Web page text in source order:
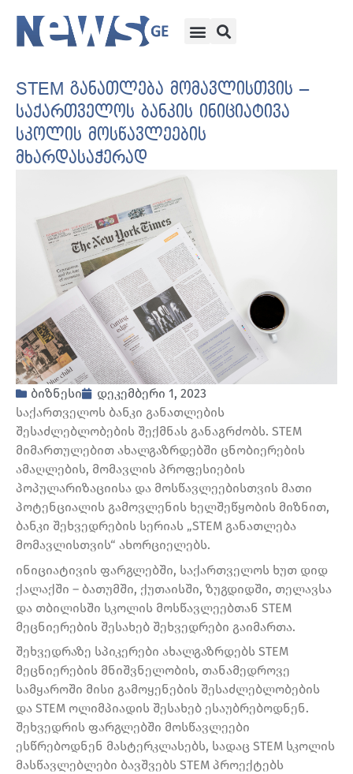
STEM განათლება მომავლისთვის –
საქართველოს ბანკის ინიციატივა
სკოლის მოსწავლეების
მხარდასაჭერად
ბიზნესი
დეკემბერი 1, 2023
საქართველოს ბანკი განათლების
შესაძლებლობების შექმნას განაგრძობს. STEM
მიმართულებით ახალგაზრდებში ცნობიერების
ამაღლების, მომავლის პროფესიების
პოპულარიზაციისა და მოსწავლეებისთვის მათი
პოტენციალის გამოვლენის ხელშეწყობის მიზნით,
ბანკი შეხვედრების სერიას „STEM განათლება
მომავლისთვის“ ახორციელებს.
ინიციატივის ფარგლებში, საქართველოს ხუთ დიდ
ქალაქში – ბათუმში, ქუთაისში, ზუგდიდში, თელავსა
და თბილისში სკოლის მოსწავლეებთან STEM
მეცნიერების შესახებ შეხვედრები გაიმართა.
შეხვედრაზე სპიკერები ახალგაზრდებს STEM
მეცნიერების მნიშვნელობის, თანამედროვე
სამყაროში მისი გამოყენების შესაძლებლობების
და STEM ოლიმპიადის შესახებ ესაუბრებოდნენ.
შეხვედრის ფარგლებში მოსწავლეები
ესწრებოდნენ მასტერკლასებს, სადაც STEM სკოლის
მასწავლებლები ბავშვებს STEM პროექტებს